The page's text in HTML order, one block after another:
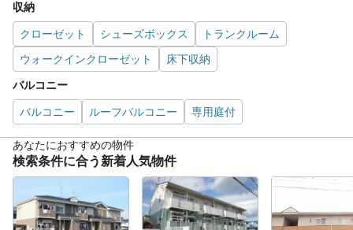
収納
クローゼット シューズボックス
トランクルーム
ウォークインクローゼット
床下収納
バルコニー
バルコニー ルーフバルコニー 専用庭付
あなたにおすすめの物件
検索条件に合う新着人気物件